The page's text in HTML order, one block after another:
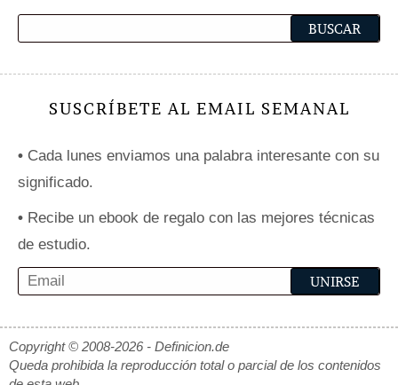
SUSCRÍBETE AL EMAIL SEMANAL
• Cada lunes enviamos una palabra interesante con su
significado.
• Recibe un ebook de regalo con las mejores técnicas
de estudio.
Copyright © 2008-2026 - Definicion.de
Queda prohibida la reproducción total o parcial de los contenidos